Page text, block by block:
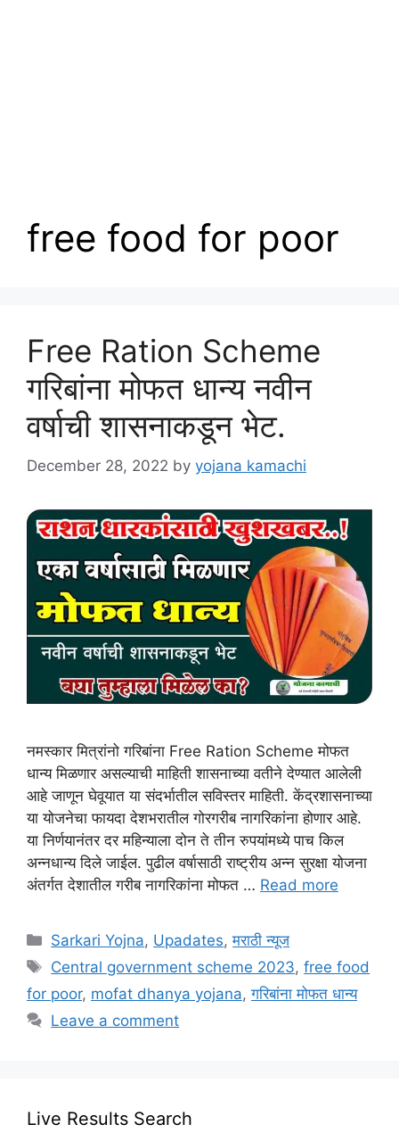
free food for poor
Free Ration Scheme
गरिबांना मोफत धान्य नवीन
वर्षाची शासनाकडून भेट.
December 28, 2022 by yojana kamachi
नमस्कार मित्रांनो गरिबांना Free Ration Scheme मोफत
धान्य मिळणार असल्याची माहिती शासनाच्या वतीने देण्यात आलेली
आहे जाणून घेवूयात या संदर्भातील सविस्तर माहिती. केंद्रशासनाच्या
या योजनेचा फायदा देशभरातील गोरगरीब नागरिकांना होणार आहे.
या निर्णयानंतर दर महिन्याला दोन ते तीन रुपयांमध्ये पाच किल
अन्नधान्य दिले जाईल. पुढील वर्षासाठी राष्ट्रीय अन्न सुरक्षा योजना
अंतर्गत देशातील गरीब नागरिकांना मोफत … Read more
Categories
Sarkari Yojna, Upadates,मराठी न्यूज
Tags
Central government scheme 2023,free food
for poor, mofat dhanya yojana,गरिबांना मोफत धान्य
Leave a comment
Live Results Search